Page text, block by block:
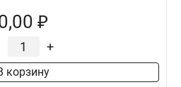
₽
+
корзину